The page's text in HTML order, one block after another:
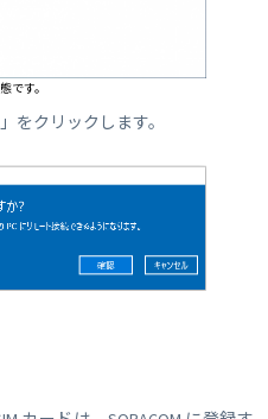
です。
をクリックします。